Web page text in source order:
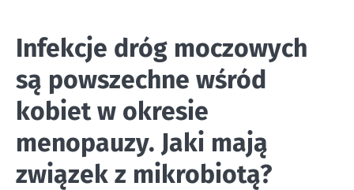
Infekcje dróg moczowych
są powszechne wśród
kobiet w okresie
menopauzy. Jaki mają
związek z mikrobiotą?